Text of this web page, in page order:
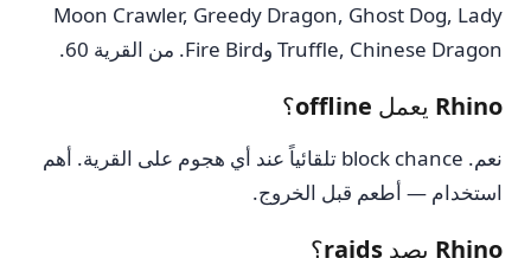
Moon Crawler, Greedy Dragon, Ghost Dog, Lady
Truffle, Chinese Dragon وFire Bird. من القرية 60.
Rhino يعمل offline؟
نعم. block chance تلقائياً عند أي هجوم على القرية. أهم
استخدام — أطعم قبل الخروج.
Rhino يصد raids؟